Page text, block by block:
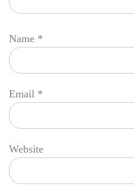
Name *
Email *
Website